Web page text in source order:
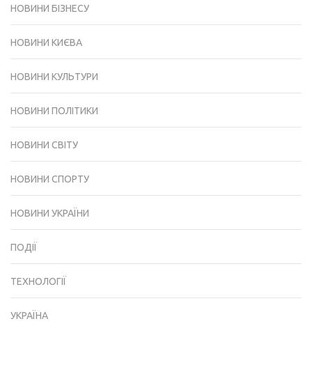
НОВИНИ БІЗНЕСУ
НОВИНИ КИЄВА
НОВИНИ КУЛЬТУРИ
НОВИНИ ПОЛІТИКИ
НОВИНИ СВІТУ
НОВИНИ СПОРТУ
НОВИНИ УКРАЇНИ
ПОДІЇ
ТЕХНОЛОГІЇ
УКРАЇНА